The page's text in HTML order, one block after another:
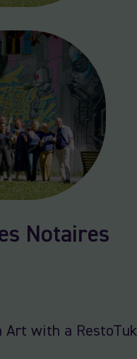
Notaires
Art with a RestoTuk